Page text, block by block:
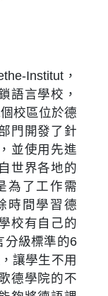
Institut，
語言學校，
校區位於德
門開發了針
並使用先進
世界各地的
為了工作需
時間學習德
校有自己的
分級標準的6
讓學生不用
德學院的不